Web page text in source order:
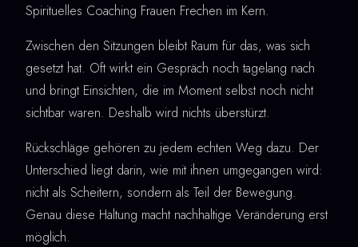
Spirituelles Coaching Frauen Frechen im Kern.
Zwischen den Sitzungen bleibt Raum für das, was sich
gesetzt hat. Oft wirkt ein Gespräch noch tagelang nach
und bringt Einsichten, die im Moment selbst noch nicht
sichtbar waren. Deshalb wird nichts überstürzt.
Rückschläge gehören zu jedem echten Weg dazu. Der
Unterschied liegt darin, wie mit ihnen umgegangen wird:
nicht als Scheitern, sondern als Teil der Bewegung.
Genau diese Haltung macht nachhaltige Veränderung erst
möglich.